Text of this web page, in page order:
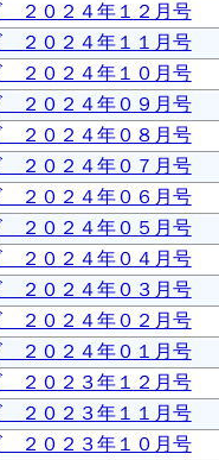
２０２４年１２月号
２０２４年１１月号
２０２４年１０月号
２０２４年０９月号
２０２４年０８月号
２０２４年０７月号
２０２４年０６月号
２０２４年０５月号
２０２４年０４月号
２０２４年０３月号
２０２４年０２月号
２０２４年０１月号
２０２３年１２月号
２０２３年１１月号
２０２３年１０月号